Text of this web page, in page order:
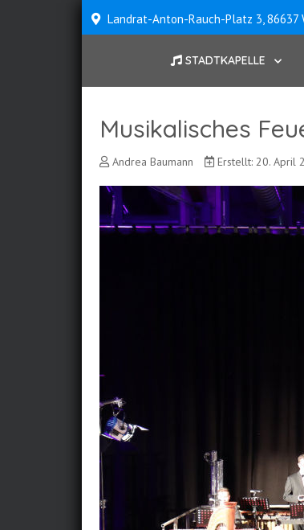
Landrat-Anton-Rauch-Platz 3, 86637
STADTKAPELLE
Musikalisches
Andrea Baumann Erstellt: 20. April